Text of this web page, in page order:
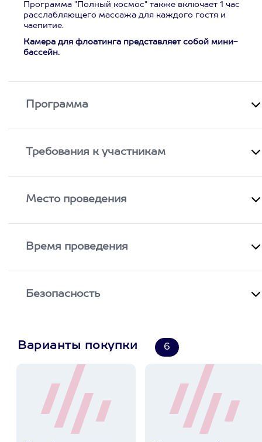
Программа "Полный космос" также включает 1 час
расслабляющего массажа для каждого гостя и
чаепитие.
Камера для флоатинга представляет собой мини-
бассейн.
Программа
Требования к участникам
Место проведения
Время проведения
Безопасность
Варианты покупки 6